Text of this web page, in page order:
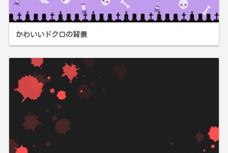
かわいいドクロの背景